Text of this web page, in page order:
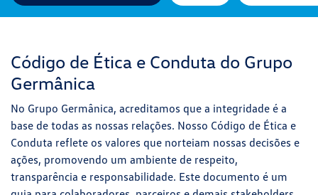
Código de Ética e Conduta do Grupo
Germânica
No Grupo Germânica, acreditamos que a integridade é a
base de todas as nossas relações. Nosso Código de Ética e
Conduta reflete os valores que norteiam nossas decisões e
ações, promovendo um ambiente de respeito,
transparência e responsabilidade. Este documento é um